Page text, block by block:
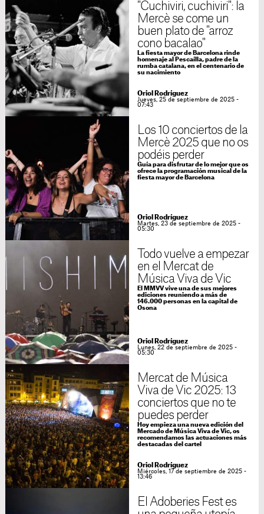
"Cuchiviri, cuchiviri": la
Mercè se come un
buen plato de "arroz
cono bacalao"
La fiesta mayor de Barcelona rinde
homenaje al Pescaílla, padre de la
rumba catalana, en el centenario de
su nacimiento
Oriol Rodríguez
Jueves, 25 de septiembre de 2025 -
07:43
Los 10 conciertos de la
Mercè 2025 que no os
podéis perder
Guía para disfrutar de lo mejor que os
ofrece la programación musical de la
fiesta mayor de Barcelona
Oriol Rodríguez
Martes, 23 de septiembre de 2025 -
05:30
Todo vuelve a empezar
en el Mercat de
Música Viva de Vic
El MMVV vive una de sus mejores
ediciones reuniendo a más de
146.000 personas en la capital de
Osona
Oriol Rodríguez
Lunes, 22 de septiembre de 2025 -
05:30
Mercat de Música
Viva de Vic 2025: 13
conciertos que no te
puedes perder
Hoy empieza una nueva edición del
Mercado de Música Viva de Vic, os
recomendamos las actuaciones más
destacadas del cartel
Oriol Rodríguez
Miércoles, 17 de septiembre de 2025 -
13:46
El Adoberies Fest es